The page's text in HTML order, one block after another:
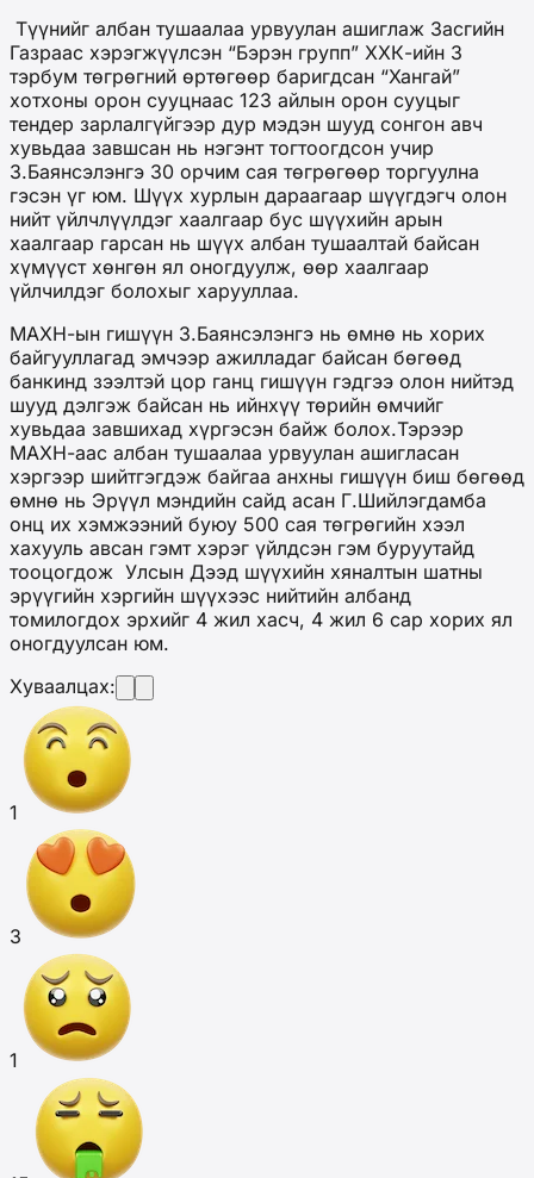
Түүнийг албан тушаалаа урвуулан ашиглаж Засгийн
Газраас хэрэгжүүлсэн “Бэрэн групп” ХХК-ийн 3
тэрбум төгрөгний өртөгөөр баригдсан “Хангай”
хотхоны орон сууцнаас 123 айлын орон сууцыг
тендер зарлалгүйгээр дур мэдэн шууд сонгон авч
хувьдаа завшсан нь нэгэнт тогтоогдсон учир
З.Баянсэлэнгэ 30 орчим сая төгрөгөөр торгуулна
гэсэн үг юм. Шүүх хурлын дараагаар шүүгдэгч олон
нийт үйлчлүүлдэг хаалгаар бус шүүхийн арын
хаалгаар гарсан нь шүүх албан тушаалтай байсан
хүмүүст хөнгөн ял оногдуулж, өөр хаалгаар
үйлчилдэг болохыг харууллаа.
МАХН-ын гишүүн З.Баянсэлэнгэ нь өмнө нь хорих
байгууллагад эмчээр ажилладаг байсан бөгөөд
банкинд зээлтэй цор ганц гишүүн гэдгээ олон нийтэд
шууд дэлгэж байсан нь ийнхүү төрийн өмчийг
хувьдаа завшихад хүргэсэн байж болох.Тэрээр
МАХН-аас албан тушаалаа урвуулан ашигласан
хэргээр шийтгэгдэж байгаа анхны гишүүн биш бөгөөд
өмнө нь Эрүүл мэндийн сайд асан Г.Шийлэгдамба
онц их хэмжээний буюу 500 сая төгрөгийн хээл
хахууль авсан гэмт хэрэг үйлдсэн гэм буруутайд
тооцогдож Улсын Дээд шүүхийн хяналтын шатны
эрүүгийн хэргийн шүүхээс нийтийн албанд
томилогдох эрхийг 4 жил хасч, 4 жил 6 сар хорих ял
оногдуулсан юм.
Хуваалцах:
1
3
1